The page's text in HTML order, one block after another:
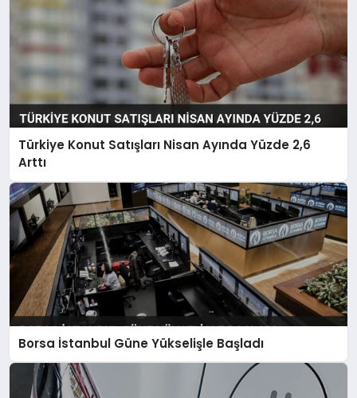
Türkiye Konut Satışları Nisan Ayında Yüzde 2,6
Arttı
Borsa İstanbul Güne Yükselişle Başladı